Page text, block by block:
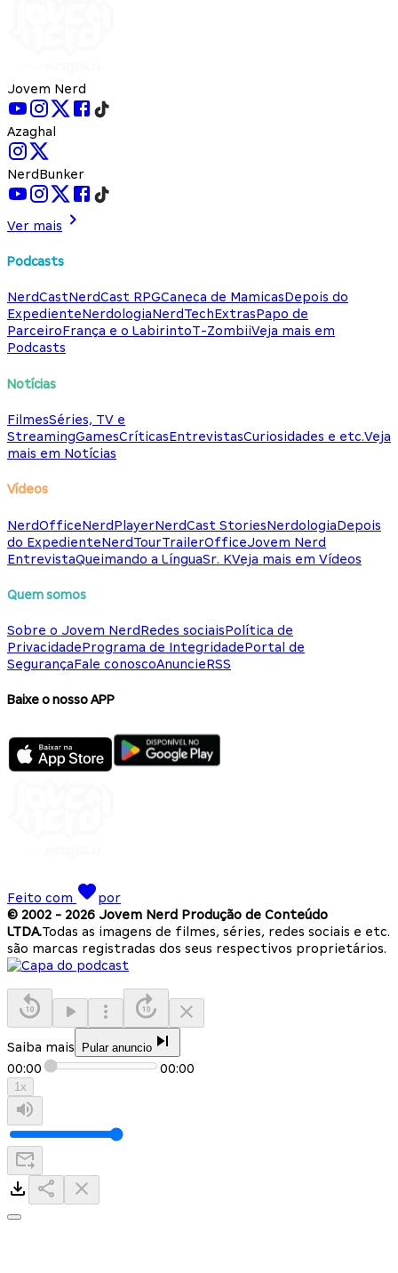
Jovem Nerd
Azaghal
NerdBunker
Ver mais
Podcasts
NerdCastNerdCast RPGCaneca de MamicasDepois do
ExpedienteNerdologiaNerdTechExtrasPapo de
ParceiroFrança e o LabirintoT-ZombiiVeja mais em
Podcasts
Notícias
FilmesSéries, TV e
StreamingGamesCríticasEntrevistasCuriosidades e etc.Veja
mais em Notícias
Vídeos
NerdOfficeNerdPlayerNerdCast StoriesNerdologiaDepois
do ExpedienteNerdTourTrailerOfficeJovem Nerd
EntrevistaQueimando a LínguaSr. KVeja mais em Vídeos
Quem somos
Sobre o Jovem NerdRedes sociaisPolítica de
PrivacidadePrograma de IntegridadePortal de
SegurançaFale conoscoAnuncieRSS
Baixe o nosso APP
Feito com
por
© 2002 - 2026 Jovem Nerd Produção de Conteúdo
LTDA.Todas as imagens de filmes, séries, redes sociais e etc.
são marcas registradas dos seus respectivos proprietários.
Saiba mais Pular anuncio
00:00 00:00
1x